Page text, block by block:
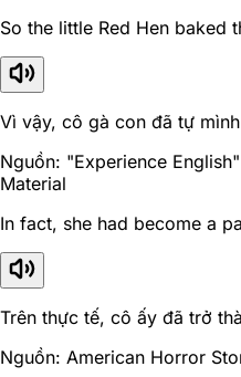
So the little Red Hen baked
Vì vậy, cô gà con đã tự
Nguồn: "Experience
Material
In fact, she had become a
Trên thực tế, cô ấy đã trở
Nguồn: American Horror